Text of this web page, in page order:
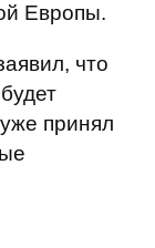
Европы.
что
принял